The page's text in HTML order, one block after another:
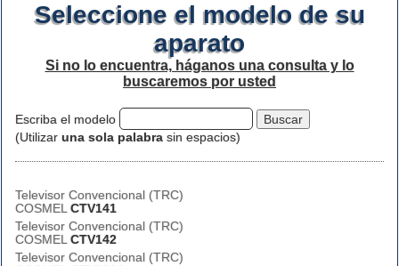
Seleccione el modelo de su
aparato
Si no lo encuentra, háganos una consulta y lo
buscaremos por usted
Escriba el modelo
(Utilizar una sola palabra sin espacios)
Televisor Convencional (TRC)
COSMEL CTV141
Televisor Convencional (TRC)
COSMEL CTV142
Televisor Convencional (TRC)